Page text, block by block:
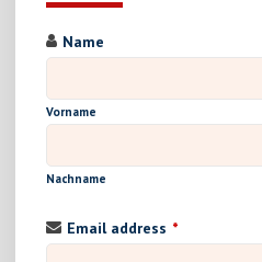
Name
Vorname
Nachname
Email address *